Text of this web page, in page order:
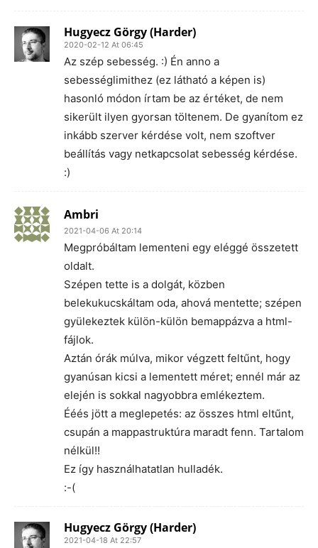
Hugyecz Görgy (Harder)
2020-02-12 At 06:45
Az szép sebesség. :) Én anno a
sebességlimithez (ez látható a képen is)
hasonló módon írtam be az értéket, de nem
sikerült ilyen gyorsan töltenem. De gyanítom ez
inkább szerver kérdése volt, nem szoftver
beállítás vagy netkapcsolat sebesség kérdése.
:)
Ambri
2021-04-06 At 20:14
Megpróbáltam lementeni egy eléggé összetett
oldalt.
Szépen tette is a dolgát, közben
belekukucskáltam oda, ahová mentette; szépen
gyülekeztek külön-külön bemappázva a html-
fájlok.
Aztán órák múlva, mikor végzett feltűnt, hogy
gyanúsan kicsi a lementett méret; ennél már az
elején is sokkal nagyobbra emlékeztem.
Ééés jött a meglepetés: az összes html eltűnt,
csupán a mappastruktúra maradt fenn. Tartalom
nélkül!!
Ez így használhatatlan hulladék.
:-(
Hugyecz Görgy (Harder)
2021-04-18 At 22:57